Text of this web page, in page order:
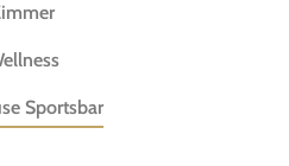
Sportsbar